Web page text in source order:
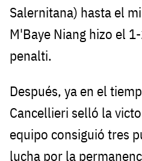
Salernitana) hasta el
M'Baye Niang hizo el
penalti.
Después, ya en el
Cancellieri selló la
equipo consiguió tres
lucha por la